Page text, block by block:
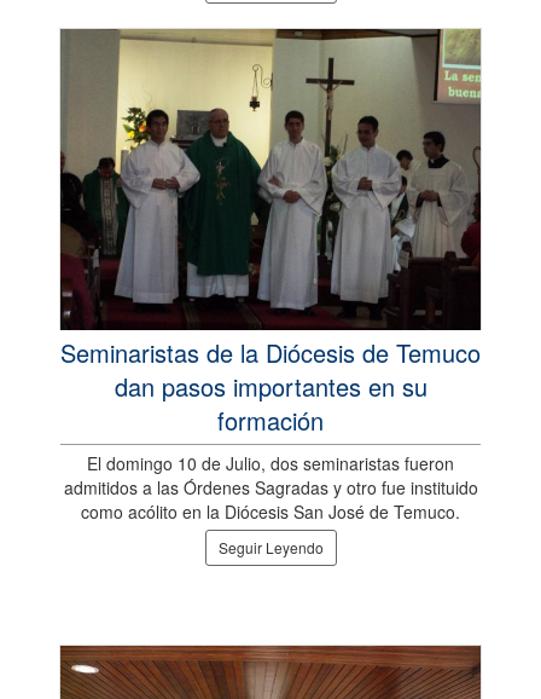
Seminaristas de la Diócesis de Temuco
dan pasos importantes en su
formación
El domingo 10 de Julio, dos seminaristas fueron
admitidos a las Órdenes Sagradas y otro fue instituido
como acólito en la Diócesis San José de Temuco.
Seguir Leyendo